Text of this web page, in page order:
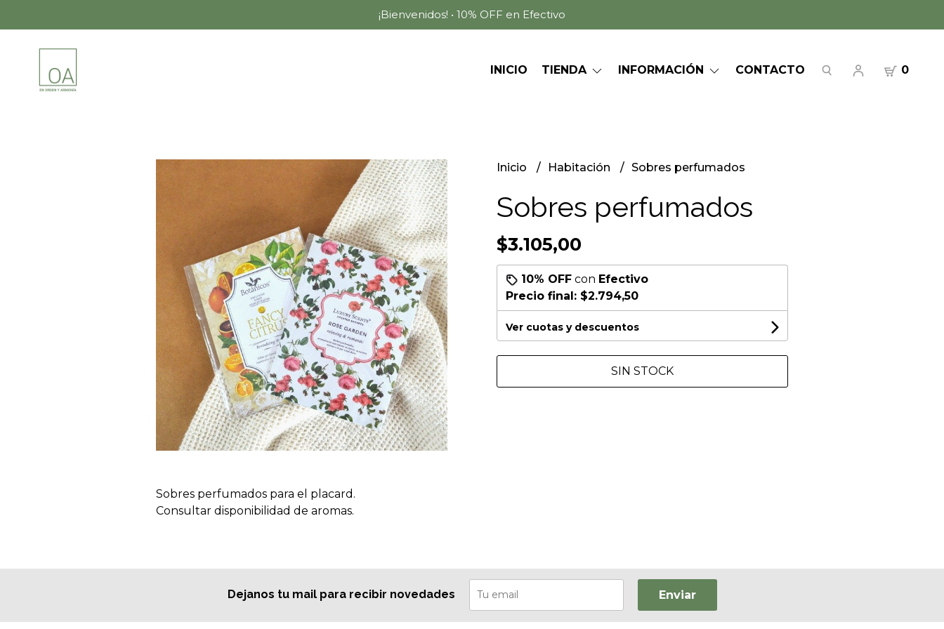
¡Bienvenidos! • 10% OFF en Efectivo
INICIO TIENDA INFORMACIÓN CONTACTO 0
Sobres perfumados para el placard.
Consultar disponibilidad de aromas.
Inicio Habitación Sobres perfumados
Sobres perfumados
$3.105,00
10% OFFcon Efectivo
Precio final: $2.794,50
Ver cuotas y descuentos
SIN STOCK
Dejanos tu mail para recibir novedades Enviar